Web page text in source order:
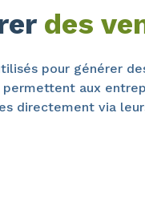
des
pour générer
aux
directement via